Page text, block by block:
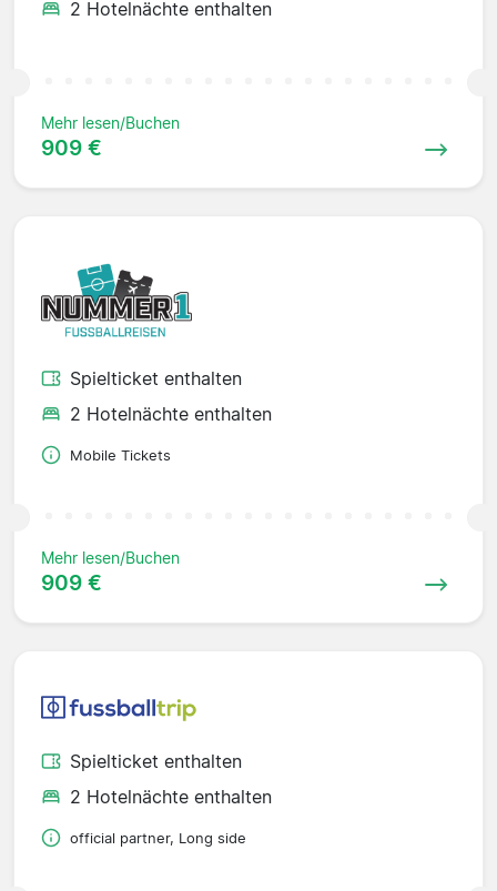
2 Hotelnächte enthalten
Mehr lesen/Buchen
909 €
Spielticket enthalten
2 Hotelnächte enthalten
Mobile Tickets
Mehr lesen/Buchen
909 €
Spielticket enthalten
2 Hotelnächte enthalten
official partner, Long side